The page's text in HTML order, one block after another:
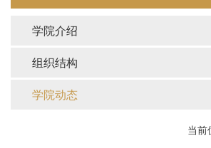
学院介绍
组织结构
学院动态
当前